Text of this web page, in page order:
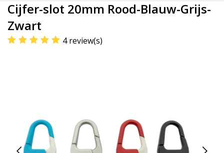
Cijfer-slot 20mm Rood-Blauw-Grijs-
Zwart
4 review(s)